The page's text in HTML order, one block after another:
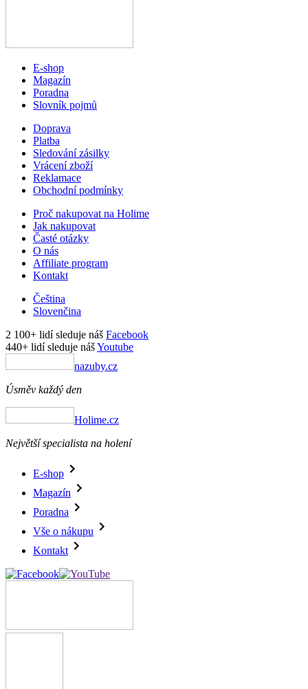
E-shop
Magazín
Poradna
Slovník pojmů
Doprava
Platba
Sledování zásilky
Vrácení zboží
Reklamace
Obchodní podmínky
Proč nakupovat na Holime
Jak nakupovat
Časté otázky
O nás
Affiliate program
Kontakt
Čeština
Slovenčina
2 100+ lidí sleduje náš Facebook
440+ lidí sleduje nášYoutube
nazuby.cz
Úsměv každý den
Holime.cz
Největší specialista na holení
E-shop
Magazín
Poradna
Vše o nákupu
Kontakt